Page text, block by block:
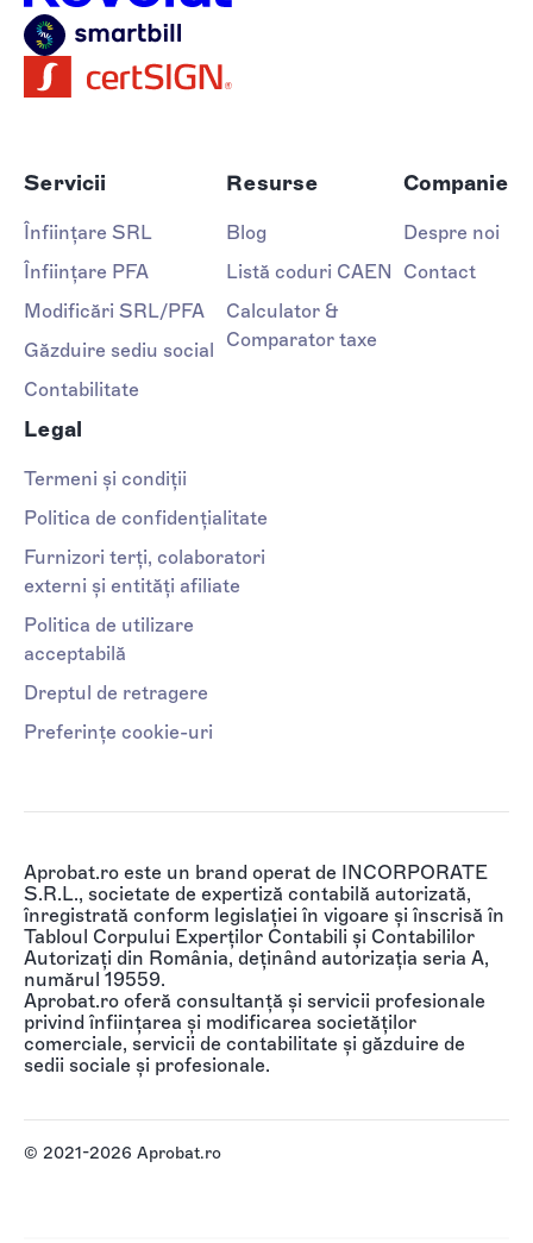
Servicii
Înființare SRL
Înființare PFA
Modificări SRL/PFA
Găzduire sediu social
Contabilitate
Resurse
Blog
Listă coduri CAEN
Calculator &
Comparator taxe
Companie
Despre noi
Contact
Legal
Termeni și condiții
Politica de confidențialitate
Furnizori terți, colaboratori
externi și entități afiliate
Politica de utilizare
acceptabilă
Dreptul de retragere
Preferințe cookie-uri
Aprobat.ro este un brand operat de INCORPORATE
S.R.L., societate de expertiză contabilă autorizată,
înregistrată conform legislației în vigoare și înscrisă în
Tabloul Corpului Experților Contabili și Contabililor
Autorizați din România, deținând autorizația seria A,
numărul 19559.
Aprobat.ro oferă consultanță și servicii profesionale
privind înființarea și modificarea societăților
comerciale, servicii de contabilitate și găzduire de
sedii sociale și profesionale.
© 2021-2026 Aprobat.ro